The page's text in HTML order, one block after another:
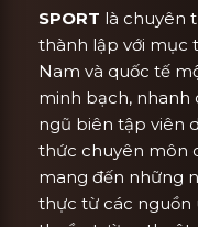
SPORT là chuyên
thành lập với mục
Nam và quốc tế
minh bạch, nhanh
ngũ biên tập viên
thức chuyên môn
mang đến những
thực từ các nguồn